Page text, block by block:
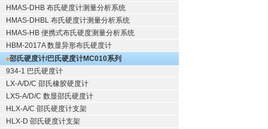
HMAS-DHB 布氏硬度计测量分析系统
HMAS-DHBL 布氏硬度计测量分析系统
HMAS-HB 便携式布氏硬度测量分析系统
HBM-2017A 数显异形布氏硬度计
邵氏硬度计/巴氏硬度计MC010系列
934-1 巴氏硬度计
LX-A/D/C 邵氏橡胶硬度计
LXS-A/D/C 数显邵氏硬度计
HLX-A/C 邵氏硬度计支架
HLX-D 邵氏硬度计支架